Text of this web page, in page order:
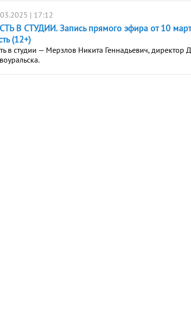
| 17:12
В СТУДИИ. Запись прямого эфира от 10
(12+)
в студии — Мерзлов Никита Геннадьевич, директор